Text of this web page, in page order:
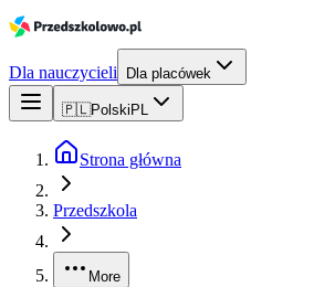
Dla nauczycieli Dla placówek
🇵🇱Polski PL
Strona główna
Przedszkola
More